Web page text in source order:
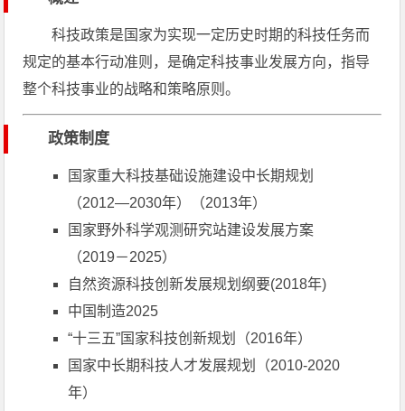
科技政策是国家为实现一定历史时期的科技任务而
规定的基本行动准则，是确定科技事业发展方向，指导
整个科技事业的战略和策略原则。
政策制度
国家重大科技基础设施建设中长期规划
（2012—2030年）（2013年）
国家野外科学观测研究站建设发展方案
（2019－2025）
自然资源科技创新发展规划纲要(2018年)
中国制造2025
“十三五”国家科技创新规划（2016年）
国家中长期科技人才发展规划（2010-2020
年）